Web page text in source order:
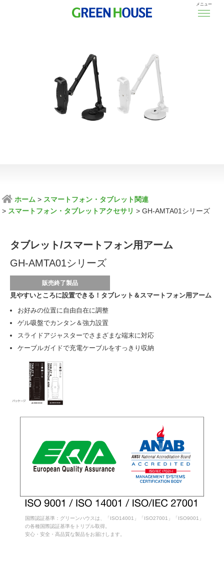
メニュー
ホーム
スマートフォン・タブレット関連
スマートフォン・タブレットアクセサリ
GH-AMTA01シリーズ
タブレット/スマートフォン用アーム
GH-AMTA01シリーズ
販売終了製品
見やすいところに設置できる！タブレット＆スマートフォン用アーム
お好みの位置に自由自在に調整
ゲル吸盤でカンタン＆強力設置
スライドアジャスターでさまざまな端末に対応
ケーブルガイドで充電ケーブルをすっきり収納
国際認証基準：グリーンハウスは、「ISO14001」「ISO27001」「ISO9001」
の各種国際認証基準をトリプル取得。
安心・安全・高品質な製品をお届けします。